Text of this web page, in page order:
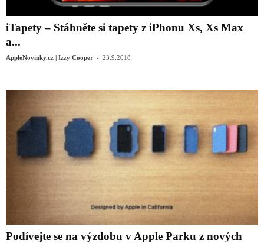
iTapety – Stáhněte si tapety z iPhonu Xs, Xs Max
a...
AppleNovinky.cz | Izzy Cooper - 23.9.2018
Podívejte se na výzdobu v Apple Parku z nových